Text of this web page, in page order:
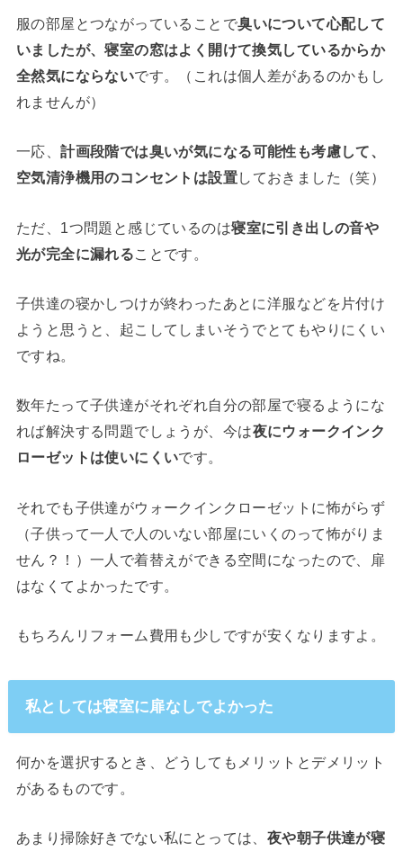
服の部屋とつながっていることで臭いについて心配して
いましたが、寝室の窓はよく開けて換気しているからか
全然気にならないです。（これは個人差があるのかもし
れませんが）
一応、計画段階では臭いが気になる可能性も考慮して、
空気清浄機用のコンセントは設置しておきました（笑）
ただ、1つ問題と感じているのは寝室に引き出しの音や
光が完全に漏れることです。
子供達の寝かしつけが終わったあとに洋服などを片付け
ようと思うと、起こしてしまいそうでとてもやりにくい
ですね。
数年たって子供達がそれぞれ自分の部屋で寝るようにな
れば解決する問題でしょうが、今は夜にウォークインク
ローゼットは使いにくいです。
それでも子供達がウォークインクローゼットに怖がらず
（子供って一人で人のいない部屋にいくのって怖がりま
せん？！）一人で着替えができる空間になったので、扉
はなくてよかったです。
もちろんリフォーム費用も少しですが安くなりますよ。
私としては寝室に扉なしでよかった
何かを選択するとき、どうしてもメリットとデメリット
があるものです。
あまり掃除好きでない私にとっては、 夜や朝子供達が寝